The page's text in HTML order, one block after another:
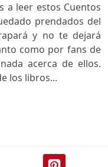
a leer estos Cuentos
prendados del
y no te dejará
como por fans de
acerca de ellos.
los libros...